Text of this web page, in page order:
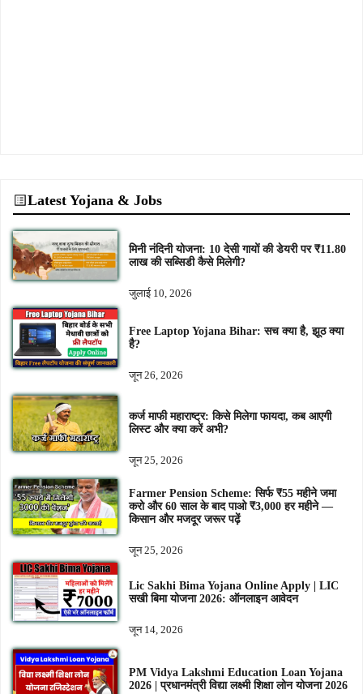
Latest Yojana & Jobs
मिनी नंदिनी योजना: 10 देसी गायों की डेयरी पर ₹11.80
लाख की सब्सिडी कैसे मिलेगी?
जुलाई 10, 2026
Free Laptop Yojana Bihar: सच क्या है, झूठ क्या
है?
जून 26, 2026
कर्ज माफी महाराष्ट्र: किसे मिलेगा फायदा, कब आएगी
लिस्ट और क्या करें अभी?
जून 25, 2026
Farmer Pension Scheme: सिर्फ ₹55 महीने जमा
करो और 60 साल के बाद पाओ ₹3,000 हर महीने —
किसान और मजदूर जरूर पढ़ें
जून 25, 2026
Lic Sakhi Bima Yojana Online Apply | LIC
सखी बिमा योजना 2026: ऑनलाइन आवेदन
जून 14, 2026
PM Vidya Lakshmi Education Loan Yojana
2026 | प्रधानमंत्री विद्या लक्ष्मी शिक्षा लोन योजना 2026